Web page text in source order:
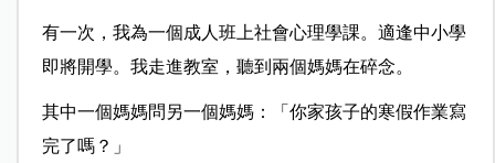
有一次，我為一個成人班上社會心理學課。適逢中小學
即將開學。我走進教室，聽到兩個媽媽在碎念。
其中一個媽媽問另一個媽媽：「你家孩子的寒假作業寫
完了嗎？」